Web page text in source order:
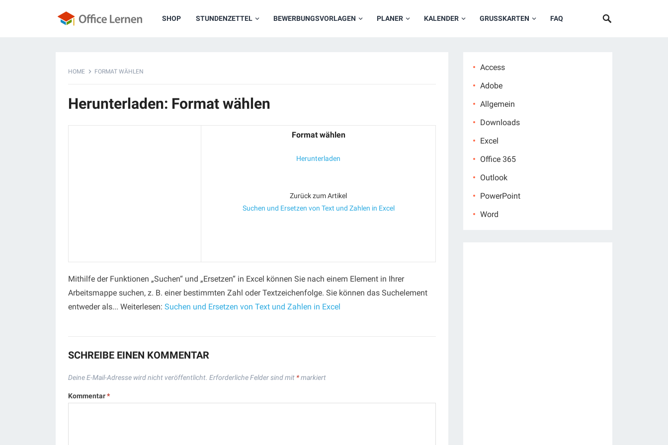
SHOP STUNDENZETTEL BEWERBUNGSVORLAGEN PLANER KALENDER GRUSSKARTEN FAQ
HOME FORMAT WÄHLEN
Herunterladen: Format wählen
Format wählen
Herunterladen
Zurück zum Artikel
Suchen und Ersetzen von Text und Zahlen in Excel
Mithilfe der Funktionen „Suchen“ und „Ersetzen“ in Excel können Sie nach einem Element in Ihrer
Arbeitsmappe suchen, z. B. einer bestimmten Zahl oder Textzeichenfolge. Sie können das Suchelement
entweder als... Weiterlesen: Suchen und Ersetzen von Text und Zahlen in Excel
SCHREIBE EINEN KOMMENTAR
Deine E-Mail-Adresse wird nicht veröffentlicht. Erforderliche Felder sind mit *markiert
Kommentar*
Access
Adobe
Allgemein
Downloads
Excel
Office 365
Outlook
PowerPoint
Word